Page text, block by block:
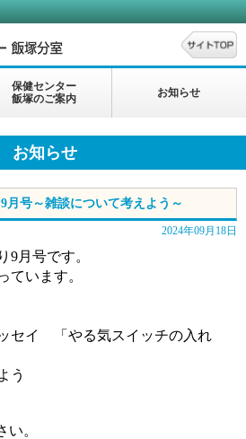
保健センター
飯塚のご案内
お知らせ
お知らせ
月号～雑談について考えよう～
2024年09月18日
9月号です。
ています。
セイ 「 やる気スイッチの入れ
う
。